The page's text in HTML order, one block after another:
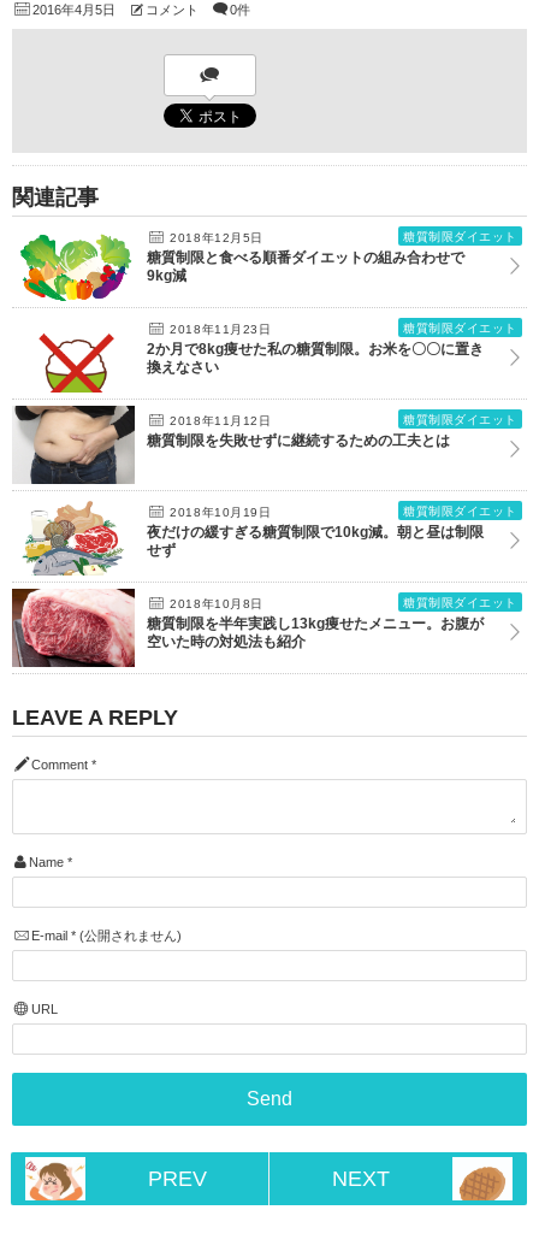
2016年4月5日 コメント 0件
関連記事
2018年12月5日 糖質制限ダイエット
糖質制限と食べる順番ダイエットの組み合わせで
9kg減
2018年11月23日 糖質制限ダイエット
2か月で8kg痩せた私の糖質制限。お米を〇〇に置き
換えなさい
2018年11月12日 糖質制限ダイエット
糖質制限を失敗せずに継続するための工夫とは
2018年10月19日 糖質制限ダイエット
夜だけの緩すぎる糖質制限で10kg減。朝と昼は制限
せず
2018年10月8日 糖質制限ダイエット
糖質制限を半年実践し13kg痩せたメニュー。お腹が
空いた時の対処法も紹介
LEAVE A REPLY
Comment *
Name *
E-mail *(公開されません)
URL
PREV NEXT